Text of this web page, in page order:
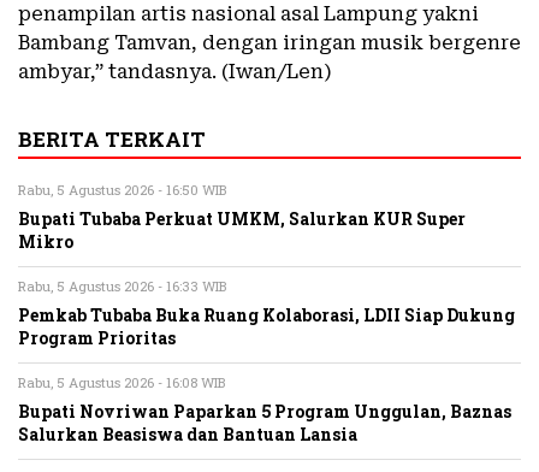
penampilan artis nasional asal Lampung yakni
Bambang Tamvan, dengan iringan musik bergenre
ambyar,” tandasnya. (Iwan/Len)
BERITA TERKAIT
Rabu, 5 Agustus 2026 - 16:50 WIB
Bupati Tubaba Perkuat UMKM, Salurkan KUR Super
Mikro
Rabu, 5 Agustus 2026 - 16:33 WIB
Pemkab Tubaba Buka Ruang Kolaborasi, LDII Siap Dukung
Program Prioritas
Rabu, 5 Agustus 2026 - 16:08 WIB
Bupati Novriwan Paparkan 5 Program Unggulan, Baznas
Salurkan Beasiswa dan Bantuan Lansia